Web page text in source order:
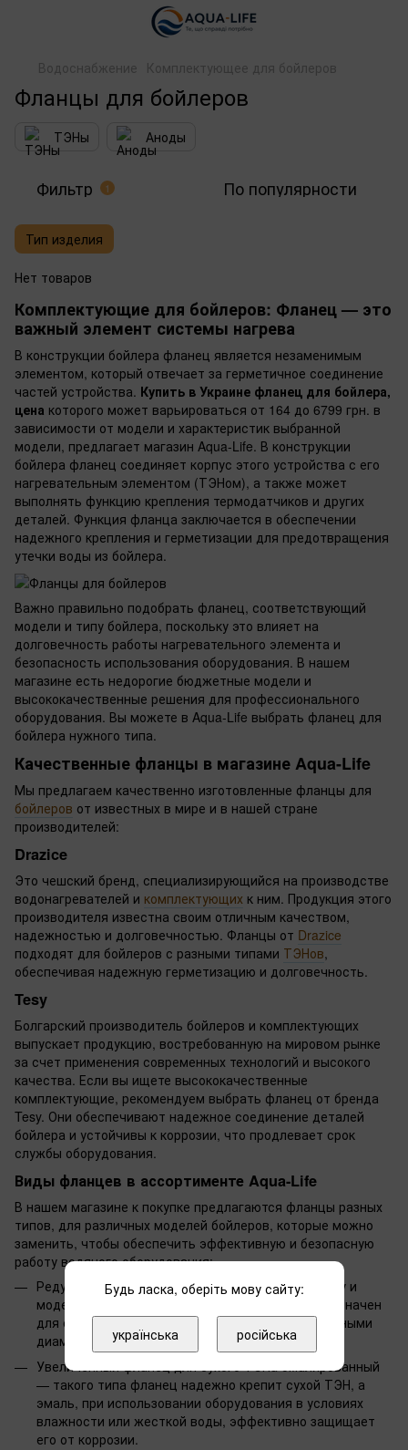
Водоснабжение Комплектующее для бойлеров
Фланцы для бойлеров
ТЭНы Аноды
Фильтр 1 По популярности
Тип изделия
Нет товаров
Комплектующие для бойлеров: Фланец — это
важный элемент системы нагрева
В конструкции бойлера фланец является незаменимым
элементом, который отвечает за герметичное соединение
частей устройства. Купить в Украине фланец для бойлера,
цена которого может варьироваться от 164 до 6799 грн. в
зависимости от модели и характеристик выбранной
модели, предлагает магазин Aqua-Life. В конструкции
бойлера фланец соединяет корпус этого устройства с его
нагревательным элементом (ТЭНом), а также может
выполнять функцию крепления термодатчиков и других
деталей. Функция фланца заключается в обеспечении
надежного крепления и герметизации для предотвращения
утечки воды из бойлера.
Важно правильно подобрать фланец, соответствующий
модели и типу бойлера, поскольку это влияет на
долговечность работы нагревательного элемента и
безопасность использования оборудования. В нашем
магазине есть недорогие бюджетные модели и
высококачественные решения для профессионального
оборудования. Вы можете в Aqua-Life выбрать фланец для
бойлера нужного типа.
Качественные фланцы в магазине Aqua-Life
Мы предлагаем качественно изготовленные фланцы для
бойлеров от известных в мире и в нашей стране
производителей:
Drazice
Это чешский бренд, специализирующийся на производстве
водонагревателей и комплектующих к ним. Продукция этого
производителя известна своим отличным качеством,
надежностью и долговечностью. Фланцы от Drazice
подходят для бойлеров с разными типами ТЭНов,
обеспечивая надежную герметизацию и долговечность.
Tesy
Болгарский производитель бойлеров и комплектующих
выпускает продукцию, востребованную на мировом рынке
за счет применения современных технологий и высокого
качества. Если вы ищете высококачественные
комплектующие, рекомендуем выбрать фланец от бренда
Tesy. Они обеспечивают надежное соединение деталей
бойлера и устойчивы к коррозии, что продлевает срок
службы оборудования.
Виды фланцев в ассортименте Aqua-Life
В нашем магазине к покупке предлагаются фланцы разных
типов, для различных моделей бойлеров, которые можно
заменить, чтобы обеспечить эффективную и безопасную
работу водяного оборудования:
Редукционный фланец — он облегчает установку и
модернизацию оборудования, поскольку предназначен
для соединения труб или деталей бойлера с разными
диаметрами.
Увеличенный фланец для сухого ТЭНа эмалированный
— такого типа фланец надежно крепит сухой ТЭН, а
эмаль, при использовании оборудования в условиях
влажности или жесткой воды, эффективно защищает
его от коррозии.
Будь ласка, оберіть мову сайту:
українська російська